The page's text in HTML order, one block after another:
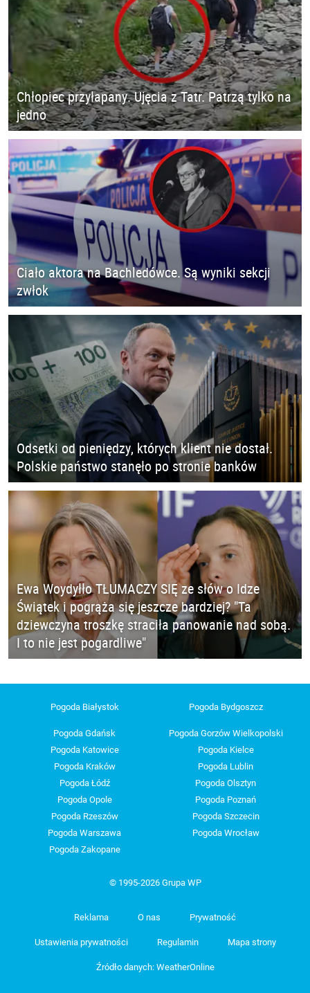
Chłopiec przyłapany. Ujęcia z Tatr. Patrzą tylko na
jedno
Ciało aktora na Bachledówce. Są wyniki sekcji
zwłok
Odsetki od pieniędzy, których klient nie dostał.
Polskie państwo stanęło po stronie banków
Ewa Woydyłło TŁUMACZY SIĘ ze słów o Idze
Świątek i pogrąża się jeszcze bardziej? "Ta
dziewczyna troszkę straciła panowanie nad sobą.
I to nie jest pogardliwe"
Pogoda Białystok Pogoda Bydgoszcz
Pogoda Gdańsk
Pogoda Gorzów Wielkopolski
Pogoda Katowice
Pogoda Kielce
Pogoda Kraków
Pogoda Lublin
Pogoda Łódź
Pogoda Olsztyn
Pogoda Opole
Pogoda Poznań
Pogoda Rzeszów
Pogoda Szczecin
Pogoda Warszawa
Pogoda Wrocław
Pogoda Zakopane
© 1995-2026 Grupa WP
Reklama O nas Prywatność
Ustawienia prywatności Regulamin Mapa strony
Źródło danych: WeatherOnline